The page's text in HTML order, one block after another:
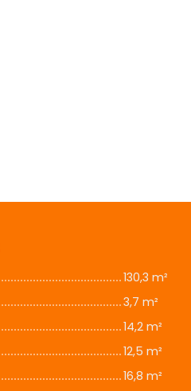
130,3 m²
3,7 m²
14,2 m²
12,5 m²
16,8 m²